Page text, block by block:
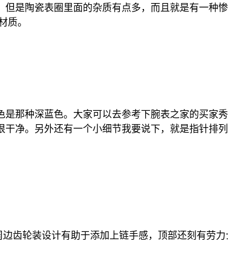
是陶瓷表圈里面的杂质有点多，而且就是有一种
质。
那种深蓝色。大家可以去参考下腕表之家的买家
净。另外还有一个小细节我要说下，就是指针排
齿轮装设计有助于添加上链手感，顶部还刻有劳